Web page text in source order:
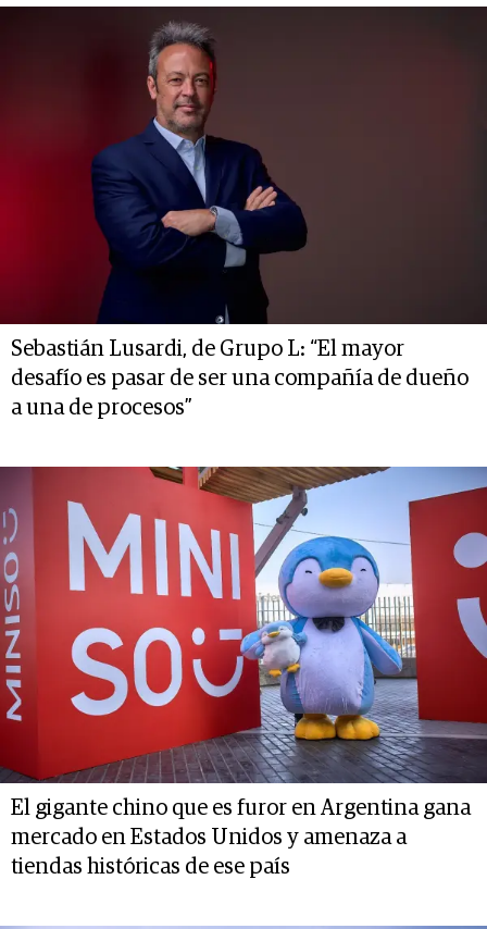
Sebastián Lusardi, de Grupo L: “El mayor
desafío es pasar de ser una compañía de dueño
a una de procesos”
El gigante chino que es furor en Argentina gana
mercado en Estados Unidos y amenaza a
tiendas históricas de ese país